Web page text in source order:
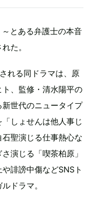
とある弁護士の本音
た。
れる同ドラマは、原
、監修・清水陽平の
世代のニュータイプ
しょせんは他人事じ
聖演じる仕事熱心な
演じる「喫茶柏原」
誹謗中傷などSNSト
ドラマ。